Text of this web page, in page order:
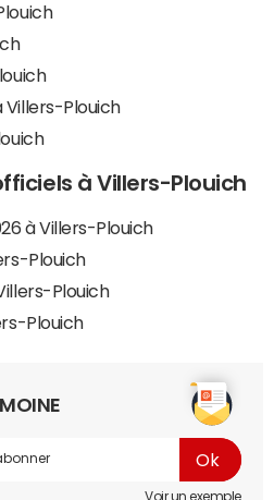
Villers-Plouich
à Villers-Plouich
à Villers-Plouich
Plouich
Plouich
Plouich
Voir un exemple